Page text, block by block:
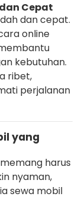
Cepat
dan cepat.
online
kebutuhan.
ribet,
perjalanan
yang
memang harus
nyaman,
sewa mobil